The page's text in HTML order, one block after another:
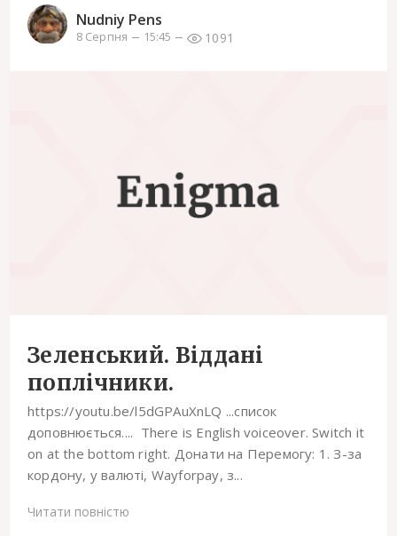
Nudniy Pens
8 Серпня 15:45 1091
Зеленський. Віддані
поплічники.
https://youtu.be/l5dGPAuXnLQ ...список
доповнюється.... There is English voiceover. Switch it
on at the bottom right. Донати на Перемогу: 1. З-за
кордону, у валюті, Wayforpay, з...
Читати повністю